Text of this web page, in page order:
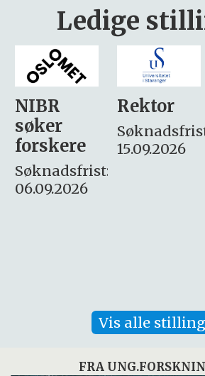
Ledige
Rektor
Søknadsfrist:
15.09.2026
innen
miljøkjemi
Vis alle
FRA